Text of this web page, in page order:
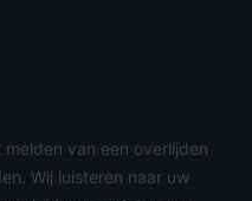
van een overlijden
Wij luisteren naar uw